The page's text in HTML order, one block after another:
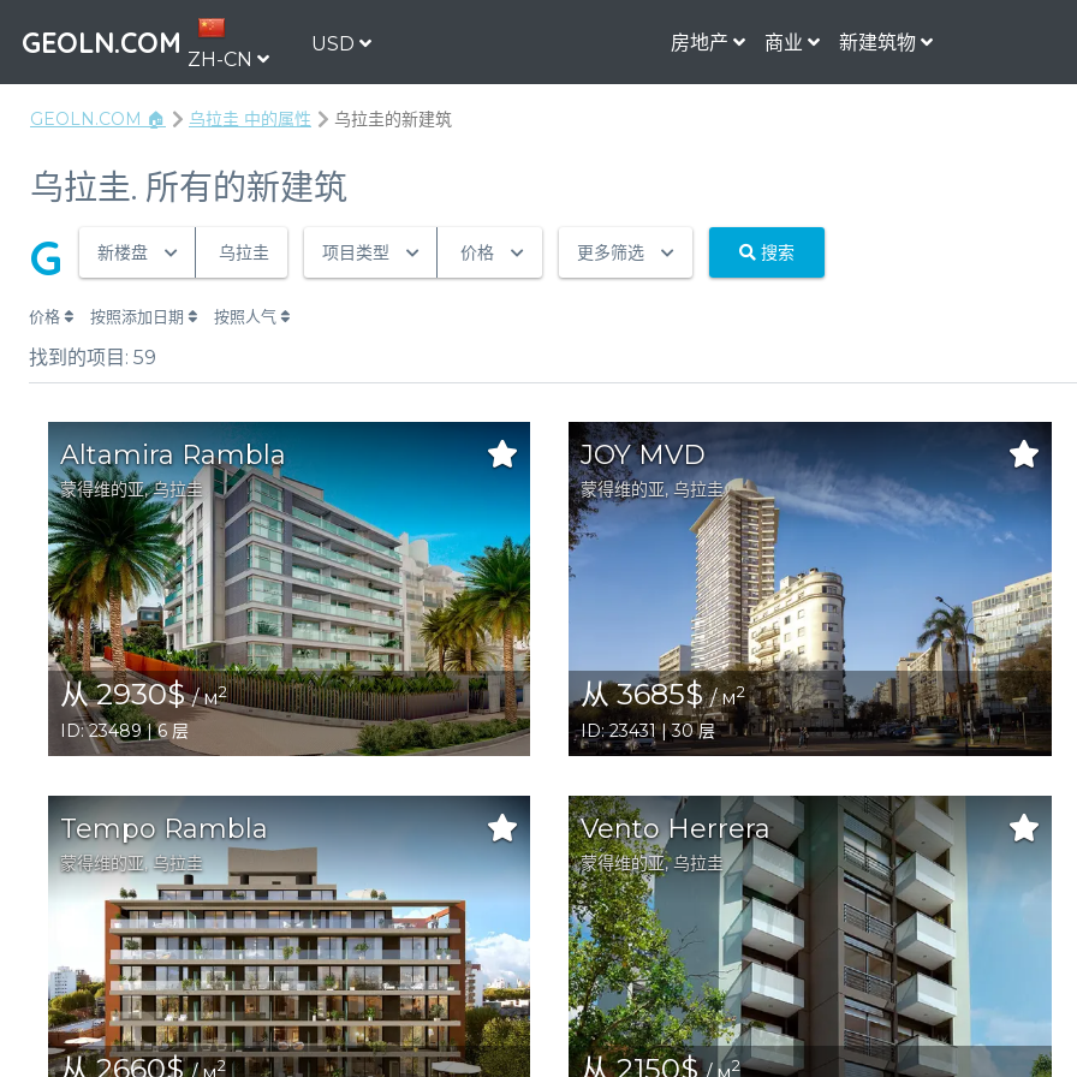
GEOLN.COM
ZH-CN
USD 房地产 商业 新建筑物
GEOLN.COM 🏠 乌拉圭 中的属性 乌拉圭的新建筑
乌拉圭. 所有的新建筑
G 新楼盘 乌拉圭 项目类型 价格 更多筛选 搜索
价格 按照添加日期 按照人气
找到的项目: 59
Altamira Rambla
蒙得维的亚, 乌拉圭
从 2930$/ м2
ID: 23489 | 6 层
JOY MVD
蒙得维的亚, 乌拉圭
从 3685$/ м2
ID: 23431 | 30 层
Tempo Rambla
蒙得维的亚, 乌拉圭
从 2660$/ м2
Vento Herrera
蒙得维的亚, 乌拉圭
从 2150$/ м2